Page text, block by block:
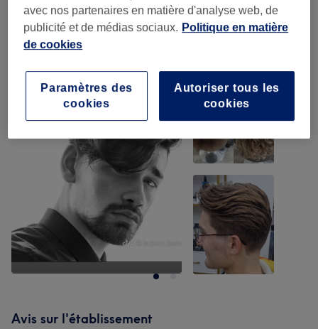
Notre travail
Avis sur l'établissement
avec nos partenaires en matière d'analyse web, de
publicité et de médias sociaux. Politique en matière
de cookies
Autoriser tous les
cookies
Paramètres des
cookies